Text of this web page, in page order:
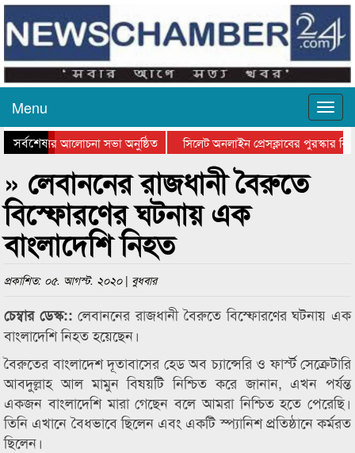
Menu
সর্বশেষ
দিবসের আলোচনা সভা অনুষ্ঠিত
সিলেট অনলাইন প্রেসক্লাবের পুরস্কার
কানাইঘাটের কিশোর আহাদের খুনি
» লেবাননের রাজধানী বৈরুতে
বিস্ফোরণের ঘটনায় এক
বাংলাদেশি নিহত
প্রকাশিত: ০৫. আগস্ট. ২০২০ | বুধবার
চেম্বার ডেস্ক::লেবাননের রাজধানী বৈরুতে বিস্ফোরণের ঘটনায় এক
বাংলাদেশি নিহত হয়েছেন।
বৈরুতের বাংলাদেশ দূতাবাসের হেড অব চ্যান্সেরি ও ফার্স্ট সেক্রেটারি
আবদুল্লাহ আল মামুন বিষয়টি নিশ্চিত করে জানান, এখন পর্যন্ত
একজন বাংলাদেশি মারা গেছেন বলে আমরা নিশ্চিত হতে পেরেছি।
তিনি এখানে বৈধভাবে ছিলেন এবং একটি স্প্যানিশ প্রতিষ্ঠানে কর্মরত
ছিলেন।